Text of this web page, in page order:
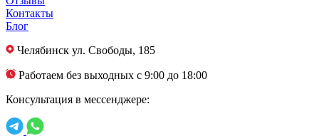
Контакты
Блог
Челябинск ул. Свободы, 185
Работаем без выходных с 9:00 до 18:00
Консультация в мессенджере: